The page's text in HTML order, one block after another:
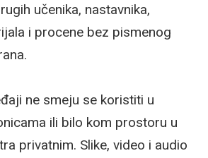
učenika, nastavnika,
i procene bez pismenog
ne smeju se koristiti u
ili bilo kom prostoru u
privatnim. Slike, video i audio